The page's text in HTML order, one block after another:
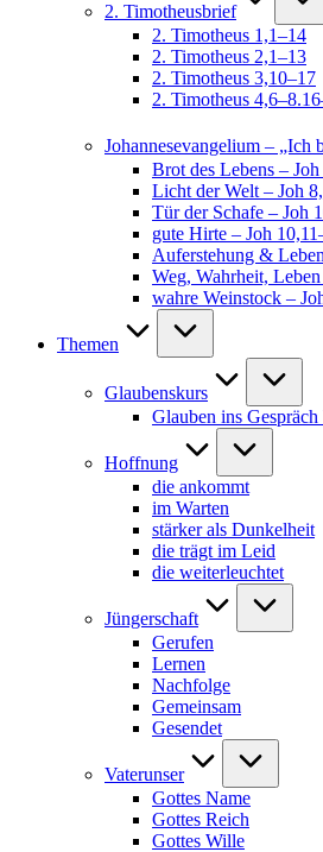
2. Timotheusbrief
2. Timotheus 1,1–14
2. Timotheus 2,1–13
2. Timotheus 3,10–17
2. Timotheus
Johannesevangelium – „Ich
Brot des Lebens –
Licht der Welt – Joh
Tür der Schafe – Joh
gute Hirte – Joh
Auferstehung &
Weg, Wahrheit,
wahre Weinstock –
Themen
Glaubenskurs
Glauben ins Gespräch
Hoffnung
die ankommt
im Warten
stärker als Dunkelheit
die trägt im Leid
die weiterleuchtet
Jüngerschaft
Gerufen
Lernen
Nachfolge
Gemeinsam
Gesendet
Vaterunser
Gottes Name
Gottes Reich
Gottes Wille